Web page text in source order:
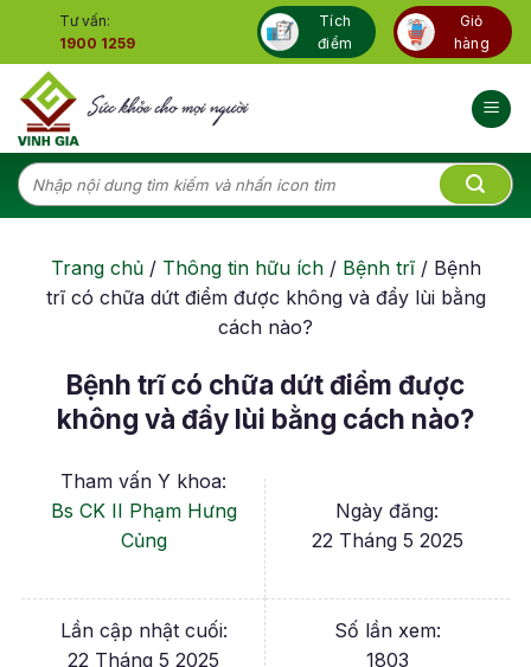
content
Tư vấn:
1900 1259
Tích
điểm
Giỏ
hàng
Tìm
kiếm:
Trang chủ/ Thông tin hữu ích/ Bệnh trĩ/ Bệnh
trĩ có chữa dứt điểm được không và đẩy lùi bằng
cách nào?
Bệnh trĩ có chữa dứt điểm được
không và đẩy lùi bằng cách nào?
Tham vấn Y khoa:
Bs CK II Phạm Hưng
Củng
Ngày đăng:
22 Tháng 5 2025
Lần cập nhật cuối:
22 Tháng 5 2025
Số lần xem:
1803